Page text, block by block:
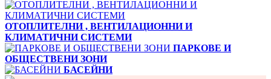
ОТОПЛИТЕЛНИ , ВЕНТИЛАЦИОННИ И
КЛИМАТИЧНИ СИСТЕМИ
ПАРКОВЕ И
ОБЩЕСТВЕНИ ЗОНИ
БАСЕЙНИ